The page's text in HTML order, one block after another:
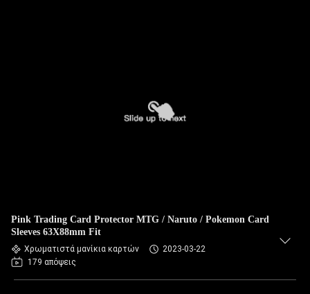
Pink Trading Card Protector MTG / Naruto / Pokemon Card
Sleeves 63X88mm Fit
Χρωματιστά μανίκια καρτών
2023-03-22
179 απόψεις